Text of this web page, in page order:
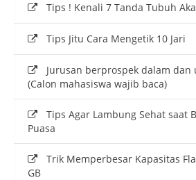
Tips ! Kenali 7 Tanda Tubuh
Tips Jitu Cara Mengetik 10 Jari
Jurusan berprospek dalam
(Calon mahasiswa wajib baca)
Tips Agar Lambung Sehat saat
Puasa
Trik Memperbesar Kapasitas
GB